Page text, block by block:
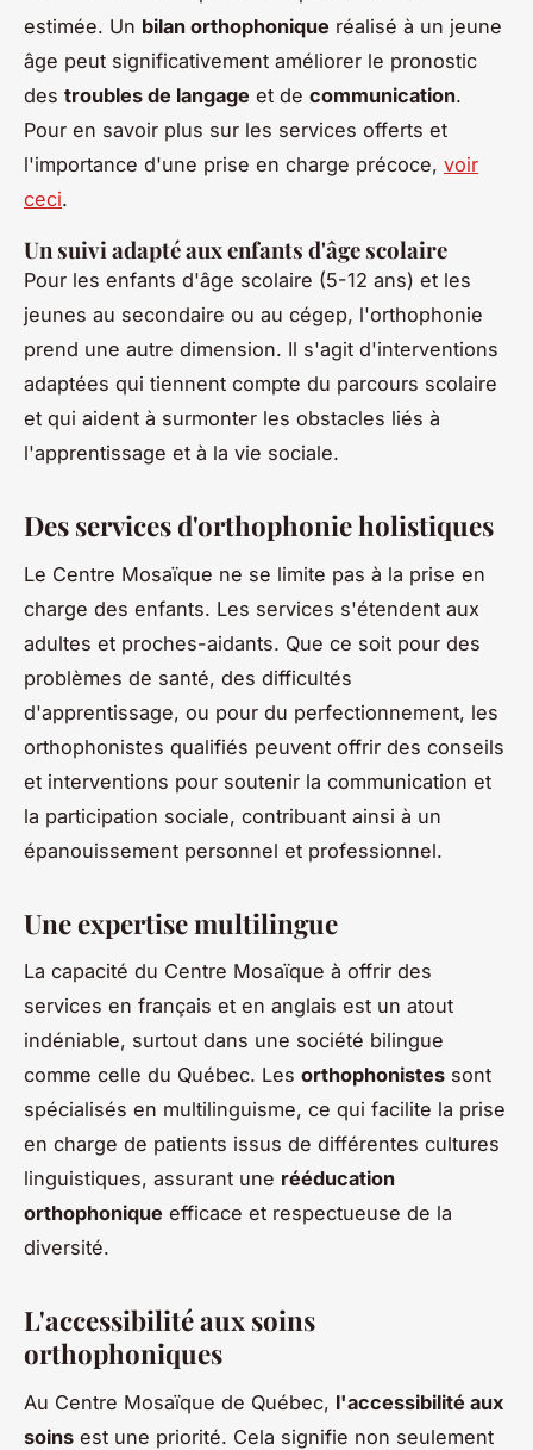
estimée. Un bilan orthophonique réalisé à un jeune
âge peut significativement améliorer le pronostic
des troubles de langage et de communication.
Pour en savoir plus sur les services offerts et
l'importance d'une prise en charge précoce, voir
ceci.
Un suivi adapté aux enfants d'âge scolaire
Pour les enfants d'âge scolaire (5-12 ans) et les
jeunes au secondaire ou au cégep, l'orthophonie
prend une autre dimension. Il s'agit d'interventions
adaptées qui tiennent compte du parcours scolaire
et qui aident à surmonter les obstacles liés à
l'apprentissage et à la vie sociale.
Des services d'orthophonie holistiques
Le Centre Mosaïque ne se limite pas à la prise en
charge des enfants. Les services s'étendent aux
adultes et proches-aidants. Que ce soit pour des
problèmes de santé, des difficultés
d'apprentissage, ou pour du perfectionnement, les
orthophonistes qualifiés peuvent offrir des conseils
et interventions pour soutenir la communication et
la participation sociale, contribuant ainsi à un
épanouissement personnel et professionnel.
Une expertise multilingue
La capacité du Centre Mosaïque à offrir des
services en français et en anglais est un atout
indéniable, surtout dans une société bilingue
comme celle du Québec. Les orthophonistes sont
spécialisés en multilinguisme, ce qui facilite la prise
en charge de patients issus de différentes cultures
linguistiques, assurant une rééducation
orthophonique efficace et respectueuse de la
diversité.
L'accessibilité aux soins
orthophoniques
Au Centre Mosaïque de Québec, l'accessibilité aux
soins est une priorité. Cela signifie non seulement